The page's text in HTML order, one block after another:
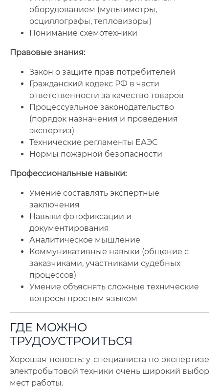
оборудованием (мультиметры,
осциллографы, тепловизоры)
Понимание схемотехники
Правовые знания:
Закон о защите прав потребителей
Гражданский кодекс РФ в части
ответственности за качество товаров
Процессуальное законодательство
(порядок назначения и проведения
экспертиз)
Технические регламенты ЕАЭС
Нормы пожарной безопасности
Профессиональные навыки:
Умение составлять экспертные
заключения
Навыки фотофиксации и
документирования
Аналитическое мышление
Коммуникативные навыки (общение с
заказчиками, участниками судебных
процессов)
Умение объяснять сложные технические
вопросы простым языком
ГДЕ МОЖНО
ТРУДОУСТРОИТЬСЯ
Хорошая новость: у специалиста по экспертизе
электробытовой техники очень широкий выбор
мест работы.